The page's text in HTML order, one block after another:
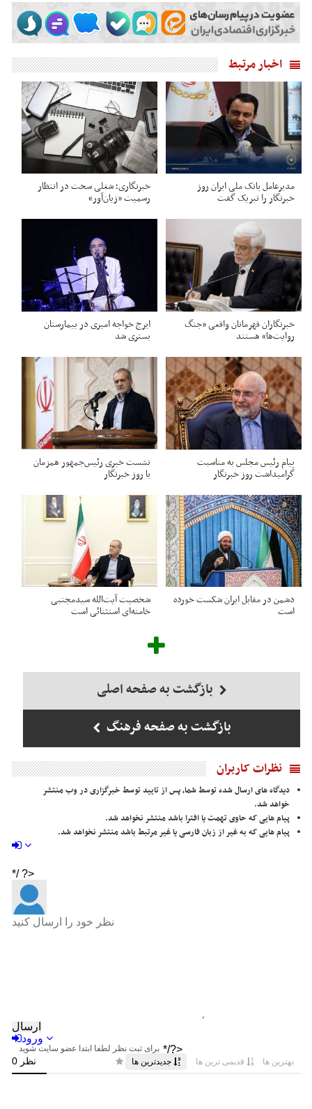
اخبار مرتبط
مدیرعامل بانک ملی ایران روز
خبرنگار را تبریک گفت
خبرنگاری؛ شغلی سخت در انتظار
رسمیت «زیان‌آور»
خبرنگاران قهرمانان واقعی «جنگ
روایت‌ها» هستند
ایرج خواجه امیری در بیمارستان
بستری شد
پیام رئیس مجلس به مناسبت
گرامیداشت روز خبرنگار
نشست خبری رئیس‌جمهور همزمان
با روز خبرنگار
دشمن در مقابل ایران شکست خورده
است
شخصیت آیت‌الله سیدمجتبی
خامنه‌ای استثنائی است
بازگشت به صفحه اصلی
بازگشت به صفحه فرهنگ
نظرات کاربران
دیدگاه های ارسال شده توسط شما، پس از تایید توسط خبرگزاری در وب منتشر
خواهد شد.
پیام هایی که حاوی تهمت یا افترا باشد منتشر نخواهد شد.
پیام هایی که به غیر از زبان فارسی یا غیر مرتبط باشد منتشر نخواهد شد.